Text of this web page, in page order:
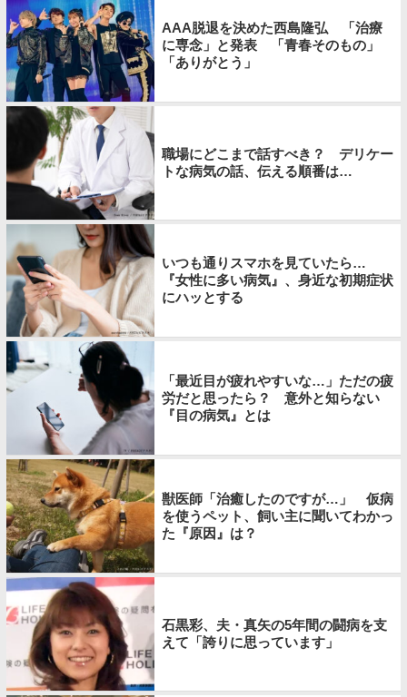
AAA脱退を決めた西島隆弘 「治療
に専念」と発表 「青春そのもの」
「ありがとう」
職場にどこまで話すべき？ デリケー
トな病気の話、伝える順番は…
いつも通りスマホを見ていたら…
『女性に多い病気』、身近な初期症状
にハッとする
「最近目が疲れやすいな…」ただの疲
労だと思ったら？ 意外と知らない
『目の病気』とは
獣医師「治癒したのですが…」 仮病
を使うペット、飼い主に聞いてわかっ
た『原因』は？
石黒彩、夫・真矢の5年間の闘病を支
えて「誇りに思っています」